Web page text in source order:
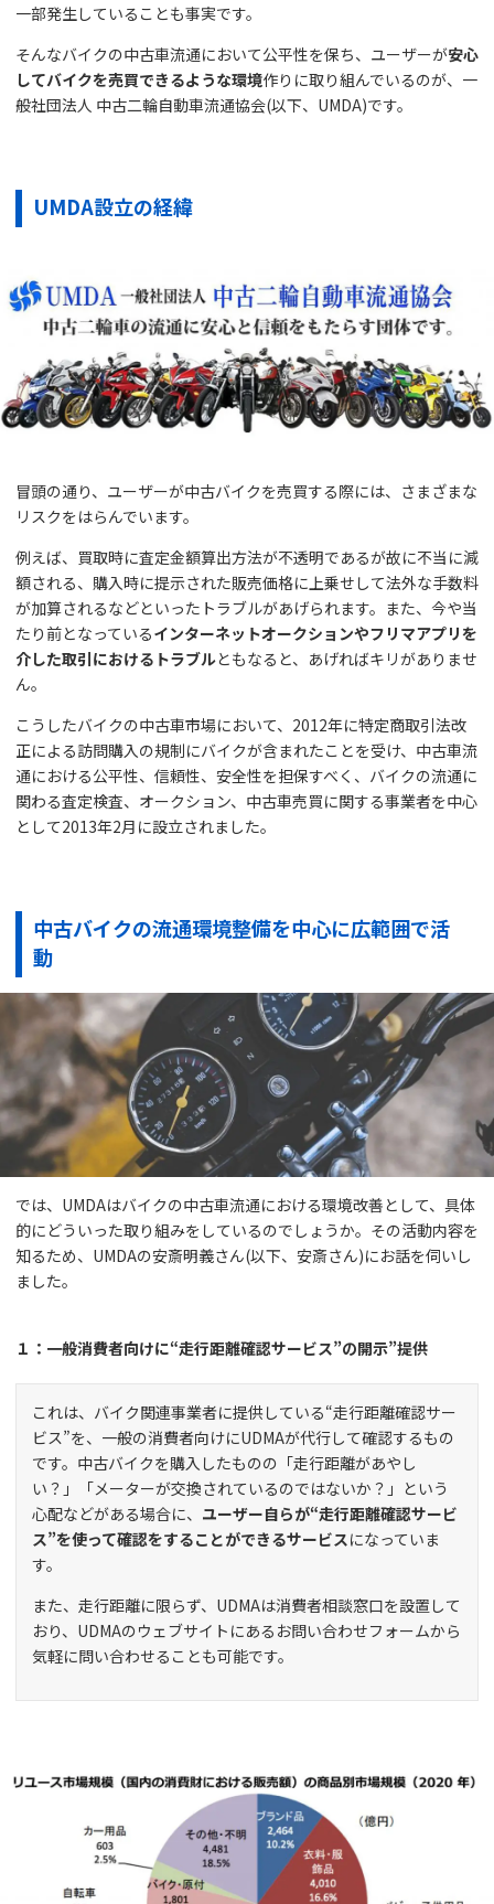
一部発生していることも事実です。
そんなバイクの中古車流通において公平性を保ち、ユーザーが安心
してバイクを売買できるような環境作りに取り組んでいるのが、一
般社団法人 中古二輪自動車流通協会(以下、UMDA)です。
UMDA設立の経緯
冒頭の通り、ユーザーが中古バイクを売買する際には、さまざまな
リスクをはらんでいます。
例えば、買取時に査定金額算出方法が不透明であるが故に不当に減
額される、購入時に提示された販売価格に上乗せして法外な手数料
が加算されるなどといったトラブルがあげられます。また、今や当
たり前となっているインターネットオークションやフリマアプリを
介した取引におけるトラブルともなると、あげればキリがありませ
ん。
こうしたバイクの中古車市場において、2012年に特定商取引法改
正による訪問購入の規制にバイクが含まれたことを受け、中古車流
通における公平性、信頼性、安全性を担保すべく、バイクの流通に
関わる査定検査、オークション、中古車売買に関する事業者を中心
として2013年2月に設立されました。
中古バイクの流通環境整備を中心に広範囲で活
動
では、UMDAはバイクの中古車流通における環境改善として、具体
的にどういった取り組みをしているのでしょうか。その活動内容を
知るため、UMDAの安斎明義さん(以下、安斎さん)にお話を伺いし
ました。
１：一般消費者向けに“走行距離確認サービス”の開示”提供
これは、バイク関連事業者に提供している“走行距離確認サー
ビス”を、一般の消費者向けにUDMAが代行して確認するもの
です。中古バイクを購入したものの「走行距離があやし
い？」「メーターが交換されているのではないか？」という
心配などがある場合に、 ユーザー自らが“走行距離確認サービ
ス”を使って確認をすることができるサービスになっていま
す。
また、走行距離に限らず、UDMAは消費者相談窓口を設置して
おり、UDMAのウェブサイトにあるお問い合わせフォームから
気軽に問い合わせることも可能です。